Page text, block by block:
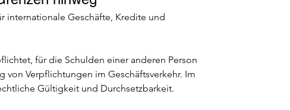
internationale Geschäfte, Kredite und
für die Schulden einer anderen Person
Verpflichtungen im Geschäftsverkehr. Im
Gültigkeit und Durchsetzbarkeit.